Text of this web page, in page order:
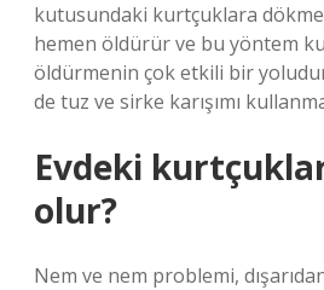
kutusundaki kurtçuklara
hemen öldürür ve bu yöntem
öldürmenin çok etkili bir
de tuz ve sirke karışımı
Evdeki
olur?
Nem ve nem problemi,